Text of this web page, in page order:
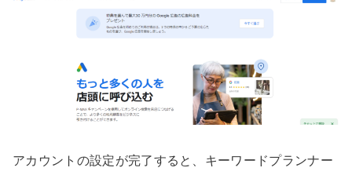
アカウントの設定が完了すると、キーワードプランナー